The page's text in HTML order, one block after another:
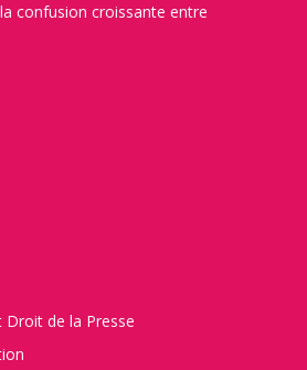
confusion croissante entre
de la Presse